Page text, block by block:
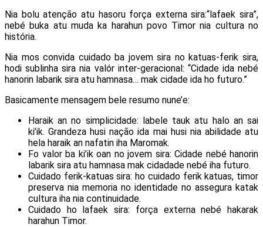
Nia bolu atenção atu hasoru força externa sira:“lafaek sira”,
nebé buka atu muda ka harahun povo Timor nia cultura no
história.
Nia mos convida cuidado ba jovem sira no katuas-ferik sira,
hodi sublinha sira nia valór inter-geracional: “Cidade ida nebé
hanorin labarik sira atu hamnasa… mak cidade ida ho futuro.”
Basicamente mensagem bele resumo nune’e:
Haraik an no simplicidade: labele tauk atu halo an sai
ki’ik. Grandeza husi nação ida mai husi nia abilidade atu
hela haraik an nafatin iha Maromak.
Fo valor ba ki’ik oan no jovem sira: Cidade nebé hanorin
labarik sira atu hamnasa mak cidadade nebé iha futuro.
Cuidado ferik-katuas sira: ho cuidado ferik katuas, timor
preserva nia memoria no identidade no assegura katak
cultura iha nia continuidade.
Cuidado ho lafaek sira: força externa nebé hakarak
harahun Timor.